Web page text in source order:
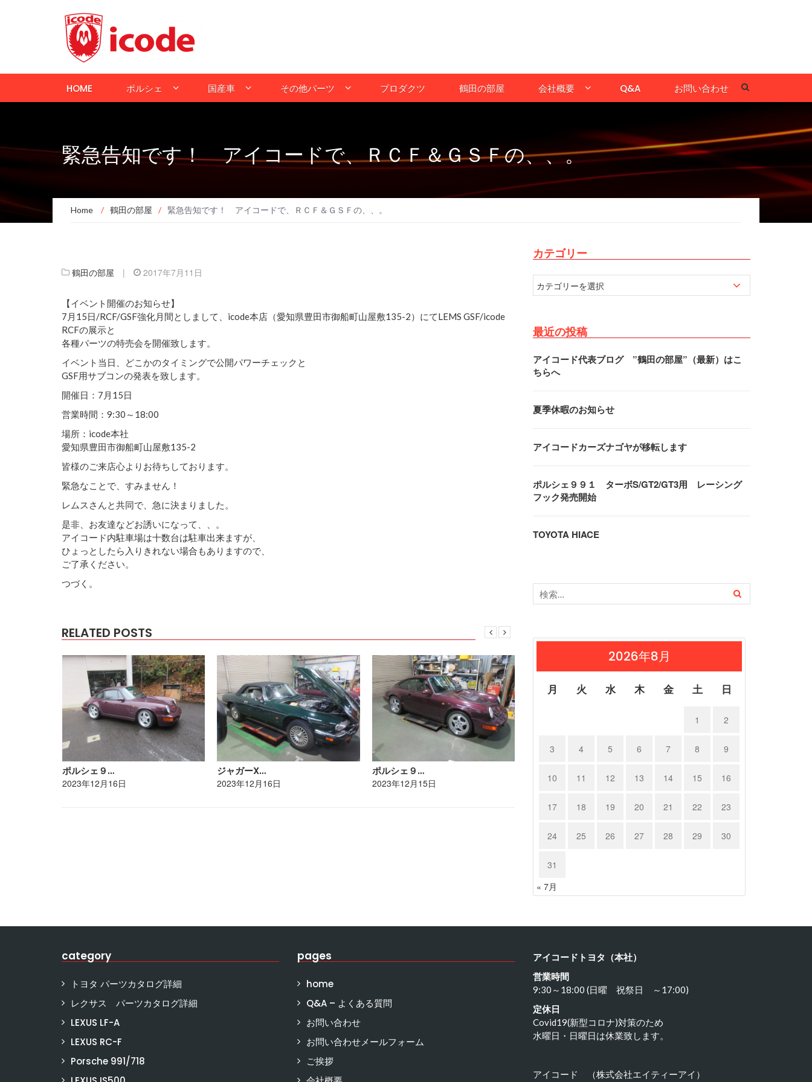
HOME ポルシェ 国産車 その他パーツ プロダクツ 鶴田の部屋 会社概要 Q&A お問い合わせ
緊急告知です！ アイコードで、ＲＣＦ＆ＧＳＦの、、。
Home / 鶴田の部屋 / 緊急告知です！ アイコードで、ＲＣＦ＆ＧＳＦの、、。
鶴田の部屋 | 2017年7月11日
【イベント開催のお知らせ】
7月15日/RCF/GSF強化月間としまして、icode本店（愛知県豊田市御船町山屋敷135-2）にてLEMS GSF/icode
RCFの展示と
各種パーツの特売会を開催致します。
イベント当日、どこかのタイミングで公開パワーチェックと
GSF用サブコンの発表を致します。
開催日：7月15日
営業時間：9:30～18:00
場所：icode本社
愛知県豊田市御船町山屋敷135-2
皆様のご来店心よりお待ちしております。
緊急なことで、すみません！
レムスさんと共同で、急に決まりました。
是非、お友達などお誘いになって、、。
アイコード内駐車場は十数台は駐車出来ますが、
ひょっとしたら入りきれない場合もありますので、
ご了承ください。
つづく。
RELATED POSTS
ポルシェ９…
2023年12月16日
ジャガーX…
2023年12月16日
ポルシェ９…
2023年12月15日 2023年12月15日 2023年12月14日
カテゴリー
最近の投稿
アイコード代表ブログ ”鶴田の部屋”（最新）はこ
ちらへ
夏季休暇のお知らせ
アイコードカーズナゴヤが移転します
ポルシェ９９１ ターボS/GT2/GT3用 レーシング
フック発売開始
TOYOTA HIACE
2026年8月
月 火 水 木 金 土 日
1 2
3 4 5 6 7 8 9
10 11 12 13 14 15 16
17 18 19 20 21 22 23
24 25 26 27 28 29 30
31
« 7月
category
トヨタ パーツカタログ詳細
レクサス パーツカタログ詳細
LEXUS LF-A
LEXUS RC-F
Porsche 991/718
pages
home
Q&A – よくある質問
お問い合わせ
お問い合わせメールフォーム
ご挨拶
アイコードトヨタ（本社）
営業時間
9:30～18:00 (日曜 祝祭日 ～17:00)
定休日
Covid19(新型コロナ)対策のため
水曜日・日曜日は休業致します。
アイコード （株式会社エイティーアイ）